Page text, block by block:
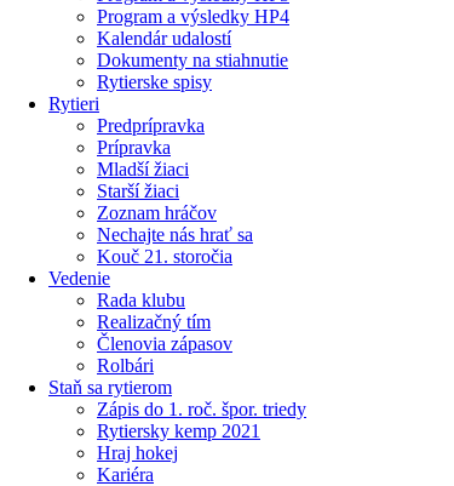
Program a výsledky HP4
Kalendár udalostí
Dokumenty na stiahnutie
Rytierske spisy
Rytieri
Predprípravka
Prípravka
Mladší žiaci
Starší žiaci
Zoznam hráčov
Nechajte nás hrať sa
Kouč 21. storočia
Vedenie
Rada klubu
Realizačný tím
Členovia zápasov
Rolbári
Staň sa rytierom
Zápis do 1. roč. špor. triedy
Rytiersky kemp 2021
Hraj hokej
Kariéra